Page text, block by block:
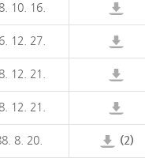
10. 16.
12. 27.
12. 21.
12. 21.
8. 20. (2)